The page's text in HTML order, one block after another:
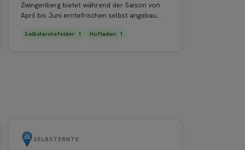
Zwingenberg bietet während der Saison von
April bis Juni erntefrischen selbst angebau...
Selbsterntefelder: 1 Hofladen: 1
SELBSTERNTE